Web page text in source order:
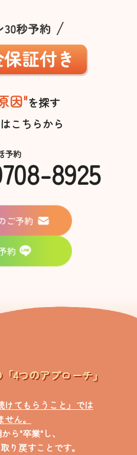
因"を探す
はこちらから
予約
8925
4つのアプローチ」
けてもらうこと」では
せん。
ら"卒業"し、
り戻すことです。